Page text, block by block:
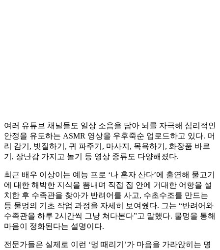
여러 유튜브 채널들도 일상 소음을 담아 뇌를 자극해 심리적인
안정을 유도하는 ASMR 영상을 우후죽순 업로드하고 있다. 머
리 감기, 빗질하기, 귀 파주기, 마사지, 목욕하기, 화장품 바르
기, 장난감 가지고 놀기 등 영상 종류도 다양해졌다.
최근 배우 이상이는 예능 프로 ‘나 혼자 산다’에 출연해 물고기
에 대한 해박한 지식을 뽐내며 직접 집 안에 거대한 어항을 설
치한 후 수족관을 찾아가 반려어를 사고, 수초수조를 만드는
등 물멍의 기초 작업 과정을 자세히 보여줬다. 그는 “반려어와
수족관을 하루 2시간씩 그냥 쳐다본다”고 말했다. 물멍을 통해
마음이 정화된다는 설명이다.
전문가들은 실제로 이런 ‘멍 때리기’가 마음을 가라앉히는 명